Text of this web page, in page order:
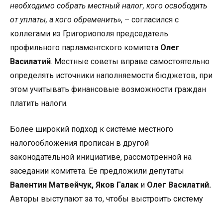
необходимо собрать местный налог, кого освободить
от уплаты, а кого обременить», – согласился с
коллегами из Григориополя председатель
профильного парламентского комитета Олег
Василатий. Местные советы вправе самостоятельно
определять источники наполняемости бюджетов, при
этом учитывать финансовые возможности граждан
платить налоги.
Более широкий подход к системе местного
налогообложения прописан в другой
законодательной инициативе, рассмотренной на
заседании комитета. Ее предложили депутаты
Валентин Матвейчук, Яков Галак и Олег Василатий.
Авторы выступают за то, чтобы выстроить систему